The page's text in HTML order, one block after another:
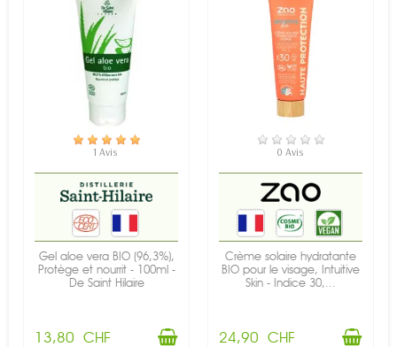
EN STOCK
1 Avis
Gel aloe vera BIO (96,3%),
Protège et nourrit - 100ml -
De Saint Hilaire
13,80 CHF
EN STOCK
0 Avis
Crème solaire hydratante
BIO pour le visage, Intuitive
Skin - Indice 30,...
24,90 CHF